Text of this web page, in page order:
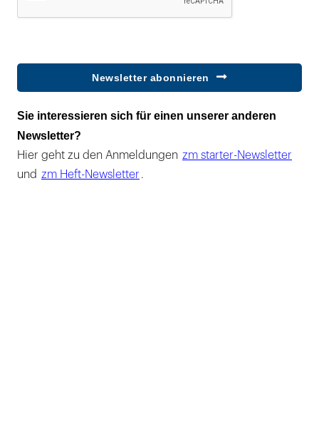
Newsletter abonnieren
Sie interessieren sich für einen unserer anderen
Newsletter?
Hier geht zu den Anmeldungen zm starter-Newsletter
und zm Heft-Newsletter .